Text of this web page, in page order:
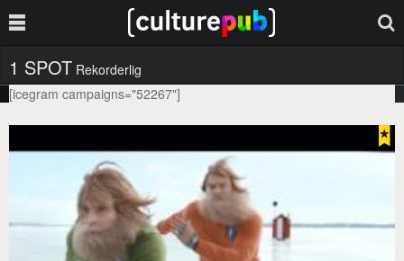
1 SPOT Rekorderlig
[icegram campaigns="52267"]